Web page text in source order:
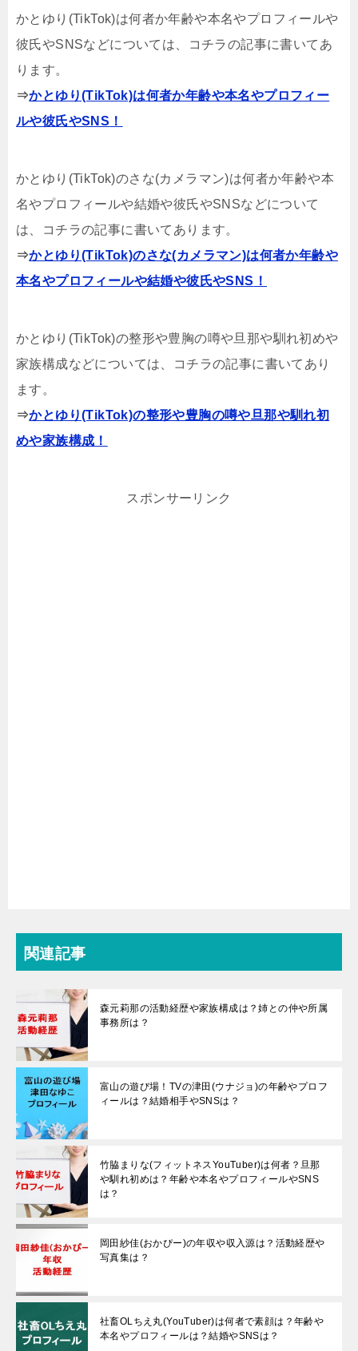
かとゆり(TikTok)は何者か年齢や本名やプロフィールや
彼氏やSNSなどについては、コチラの記事に書いてあ
ります。
⇒かとゆり(TikTok)は何者か年齢や本名やプロフィー
ルや彼氏やSNS ！
かとゆり(TikTok)のさな(カメラマン)は何者か年齢や本
名やプロフィールや結婚や彼氏やSNSなどについて
は、コチラの記事に書いてあります。
⇒かとゆり(TikTok)のさな(カメラマン)は何者か年齢や
本名やプロフィールや結婚や彼氏やSNS ！
かとゆり (TikTok)の整形や豊胸の噂や旦那や馴れ初めや
家族構成などについては、コチラの記事に書いてあり
ます。
⇒かとゆり(TikTok)の整形や豊胸の噂や旦那や馴れ初
めや家族構成！
スポンサーリンク
関連記事
森元莉那の活動経歴や家族構成は？姉との仲や所属
事務所は？
富山の遊び場！TVの津田(ウナジョ)の年齢やプロフ
ィールは？結婚相手やSNSは？
竹脇まりな(フィットネスYouTuber)は何者？旦那
や馴れ初めは？年齢や本名やプロフィールやSNS
は？
岡田紗佳(おかぴー)の年収や収入源は？活動経歴や
写真集は？
社畜OLちえ丸(YouTuber)は何者で素顔は？年齢や
本名やプロフィールは？結婚やSNSは？